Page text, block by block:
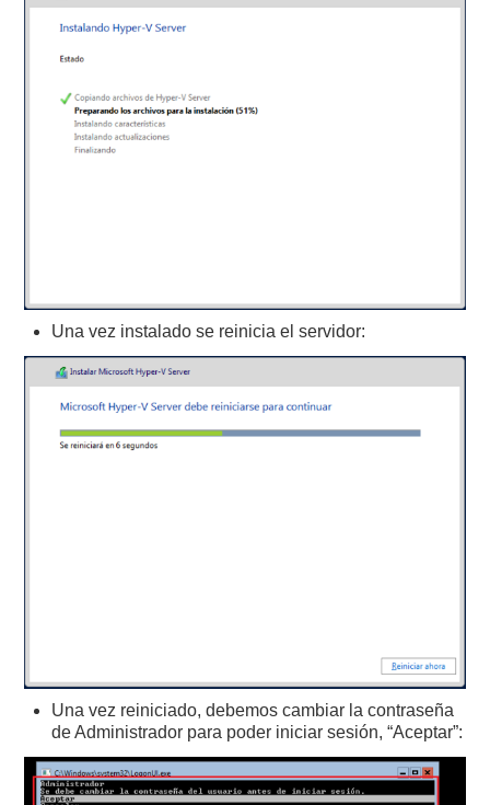
Una vez instalado se reinicia el servidor:
Una vez reiniciado, debemos cambiar la contraseña
de Administrador para poder iniciar sesión, “Aceptar”: